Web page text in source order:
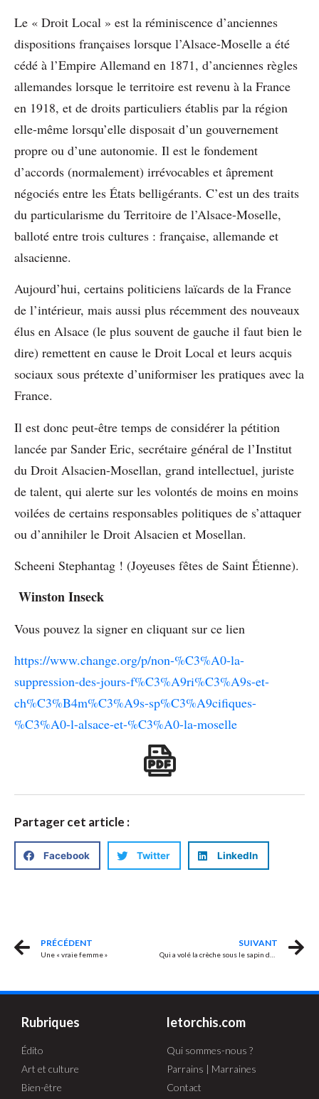
Le « Droit Local » est la réminiscence d’anciennes
dispositions françaises lorsque l’Alsace-Moselle a été
cédé à l’Empire Allemand en 1871, d’anciennes règles
allemandes lorsque le territoire est revenu à la France
en 1918, et de droits particuliers établis par la région
elle-même lorsqu’elle disposait d’un gouvernement
propre ou d’une autonomie. Il est le fondement
d’accords (normalement) irrévocables et âprement
négociés entre les États belligérants. C’est un des traits
du particularisme du Territoire de l’Alsace-Moselle,
balloté entre trois cultures : française, allemande et
alsacienne.
Aujourd’hui, certains politiciens laïcards de la France
de l’intérieur, mais aussi plus récemment des nouveaux
élus en Alsace (le plus souvent de gauche il faut bien le
dire) remettent en cause le Droit Local et leurs acquis
sociaux sous prétexte d’uniformiser les pratiques avec la
France.
Il est donc peut-être temps de considérer la pétition
lancée par Sander Eric, secrétaire général de l’Institut
du Droit Alsacien-Mosellan, grand intellectuel, juriste
de talent, qui alerte sur les volontés de moins en moins
voilées de certains responsables politiques de s’attaquer
ou d’annihiler le Droit Alsacien et Mosellan.
Scheeni Stephantag ! (Joyeuses fêtes de Saint Étienne).
Winston Inseck
Vous pouvez la signer en cliquant sur ce lien
https://www.change.org/p/non-%C3%A0-la-
suppression-des-jours-f%C3%A9ri%C3%A9s-et-
ch%C3%B4m%C3%A9s-sp%C3%A9cifiques-
%C3%A0-l-alsace-et-%C3%A0-la-moselle
Partager cet article :
Facebook Twitter LinkedIn
PRÉCÉDENT
Une « vraie femme »
SUIVANT
Rubriques
Édito
Art et culture
Bien-être
letorchis.com
Qui sommes-nous ?
Parrains | Marraines
Contact